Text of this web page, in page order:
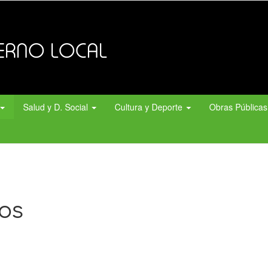
Salud y D. Social Cultura y Deporte Obras Públicas